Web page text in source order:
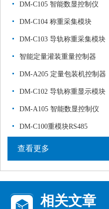
DM-C105 智能数显控制仪
DM-C104 称重采集模块
DM-C103 导轨称重采集模块
智能定量灌装重量控制器
DM-A205 定量包装机控制器
DM-C102 导轨称重显示模块
DM-A105 智能数显控制仪
DM-C100重模块RS485
查看更多
相关文章